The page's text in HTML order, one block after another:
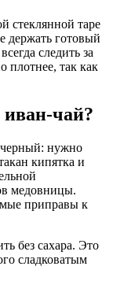
стеклянной таре
держать готовый
следить за
плотнее, так как
иван-чай?
черный: нужно
кипятка и
медовницы.
приправы к
без сахара. Это
сладковатым